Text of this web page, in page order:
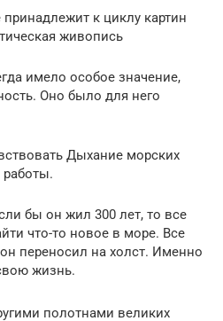
к циклу картин
живопись
имело особое значение,
Оно было для него
Дыхание морских
работы.
бы он жил 300 лет, то все
что-то новое в море. Все
переносил на холст. Именно
жизнь.
полотнами великих